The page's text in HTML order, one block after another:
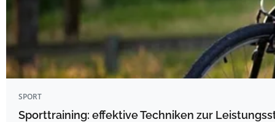
SPORT
Sporttraining: effektive Techniken zur